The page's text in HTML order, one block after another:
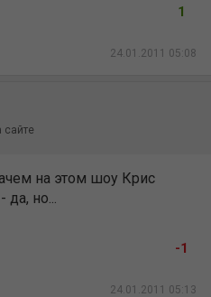
24.01.2011 05:08
1
сайте
на этом шоу Крис
но...
24.01.2011 05:13
-1